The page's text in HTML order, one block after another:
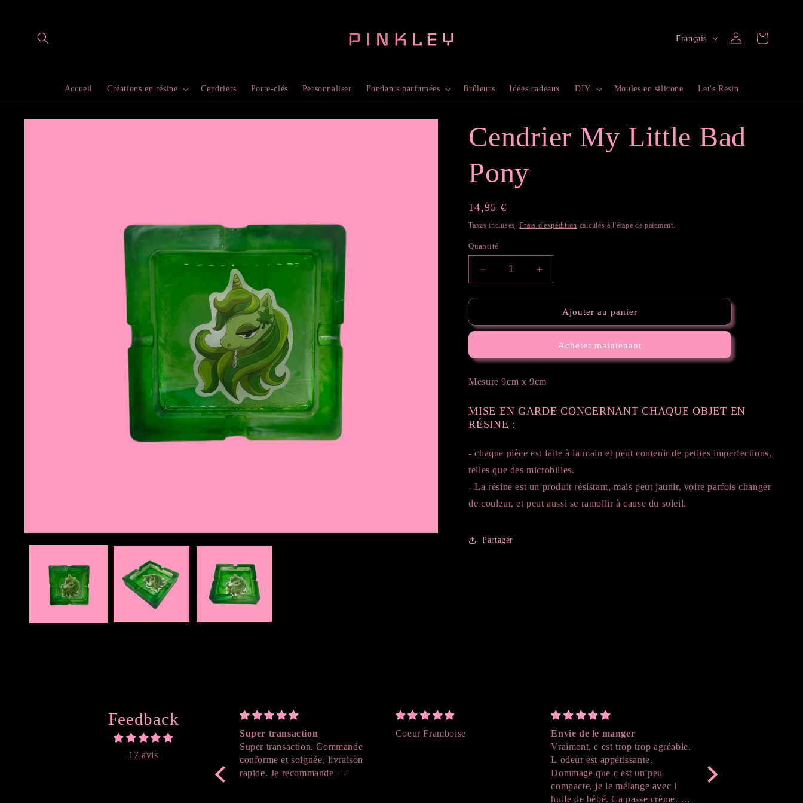
contenu
Accueil Créations en résine Cendriers Porte-clés Personnaliser Fondants parfumées Brûleurs Idées cadeaux DIY Moules en silicone Let's Resin
L
e
Français Connexion Panier
Passer aux
le
Cendrier My Little Bad
Pony
Prix
habituel
14,95 €
Taxes incluses.Frais d'expédition calculés à l'étape de paiement.
Quantité
Réduire
la
quantité
Cendrier
Bad
Augmenter
la
quantité
Cendrier
Little
Bad
Ajouter au panier
Acheter maintenant
Mesure 9cm x 9cm
MISE EN GARDE CONCERNANT CHAQUE OBJET EN
RÉSINE :
- chaque pièce est faite à la main et peut contenir de petites imperfections,
telles que des microbilles.
- La résine est un produit résistant, mais peut jaunir, voire parfois changer
de couleur, et peut aussi se ramollir à cause du soleil.
Partager
Feedback
17 avis
Super transaction
Super transaction. Commande
conforme et soignée, livraison
rapide. Je recommande ++
Coeur Framboise
Envie de le manger
Vraiment, c est trop trop agréable.
L odeur est appétissante.
Dommage que c est un peu
compacte, je le mélange avec l
huile de bébé. Ca passe crème. Je
après démoulage ,
Merci beaucoup !